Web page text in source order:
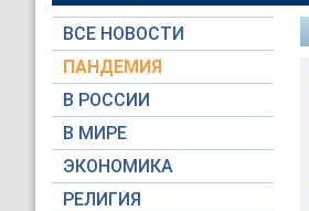
ВСЕ НОВОСТИ
ПАНДЕМИЯ
В РОССИИ
В МИРЕ
ЭКОНОМИКА
РЕЛИГИЯ